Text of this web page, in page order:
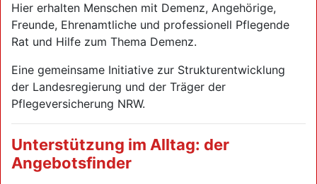
Hier erhalten Menschen mit Demenz, Angehörige,
Freunde, Ehrenamtliche und professionell Pflegende
Rat und Hilfe zum Thema Demenz.
Eine gemeinsame Initiative zur Strukturentwicklung
der Landesregierung und der Träger der
Pflegeversicherung NRW.
Unterstützung im Alltag: der
Angebotsfinder